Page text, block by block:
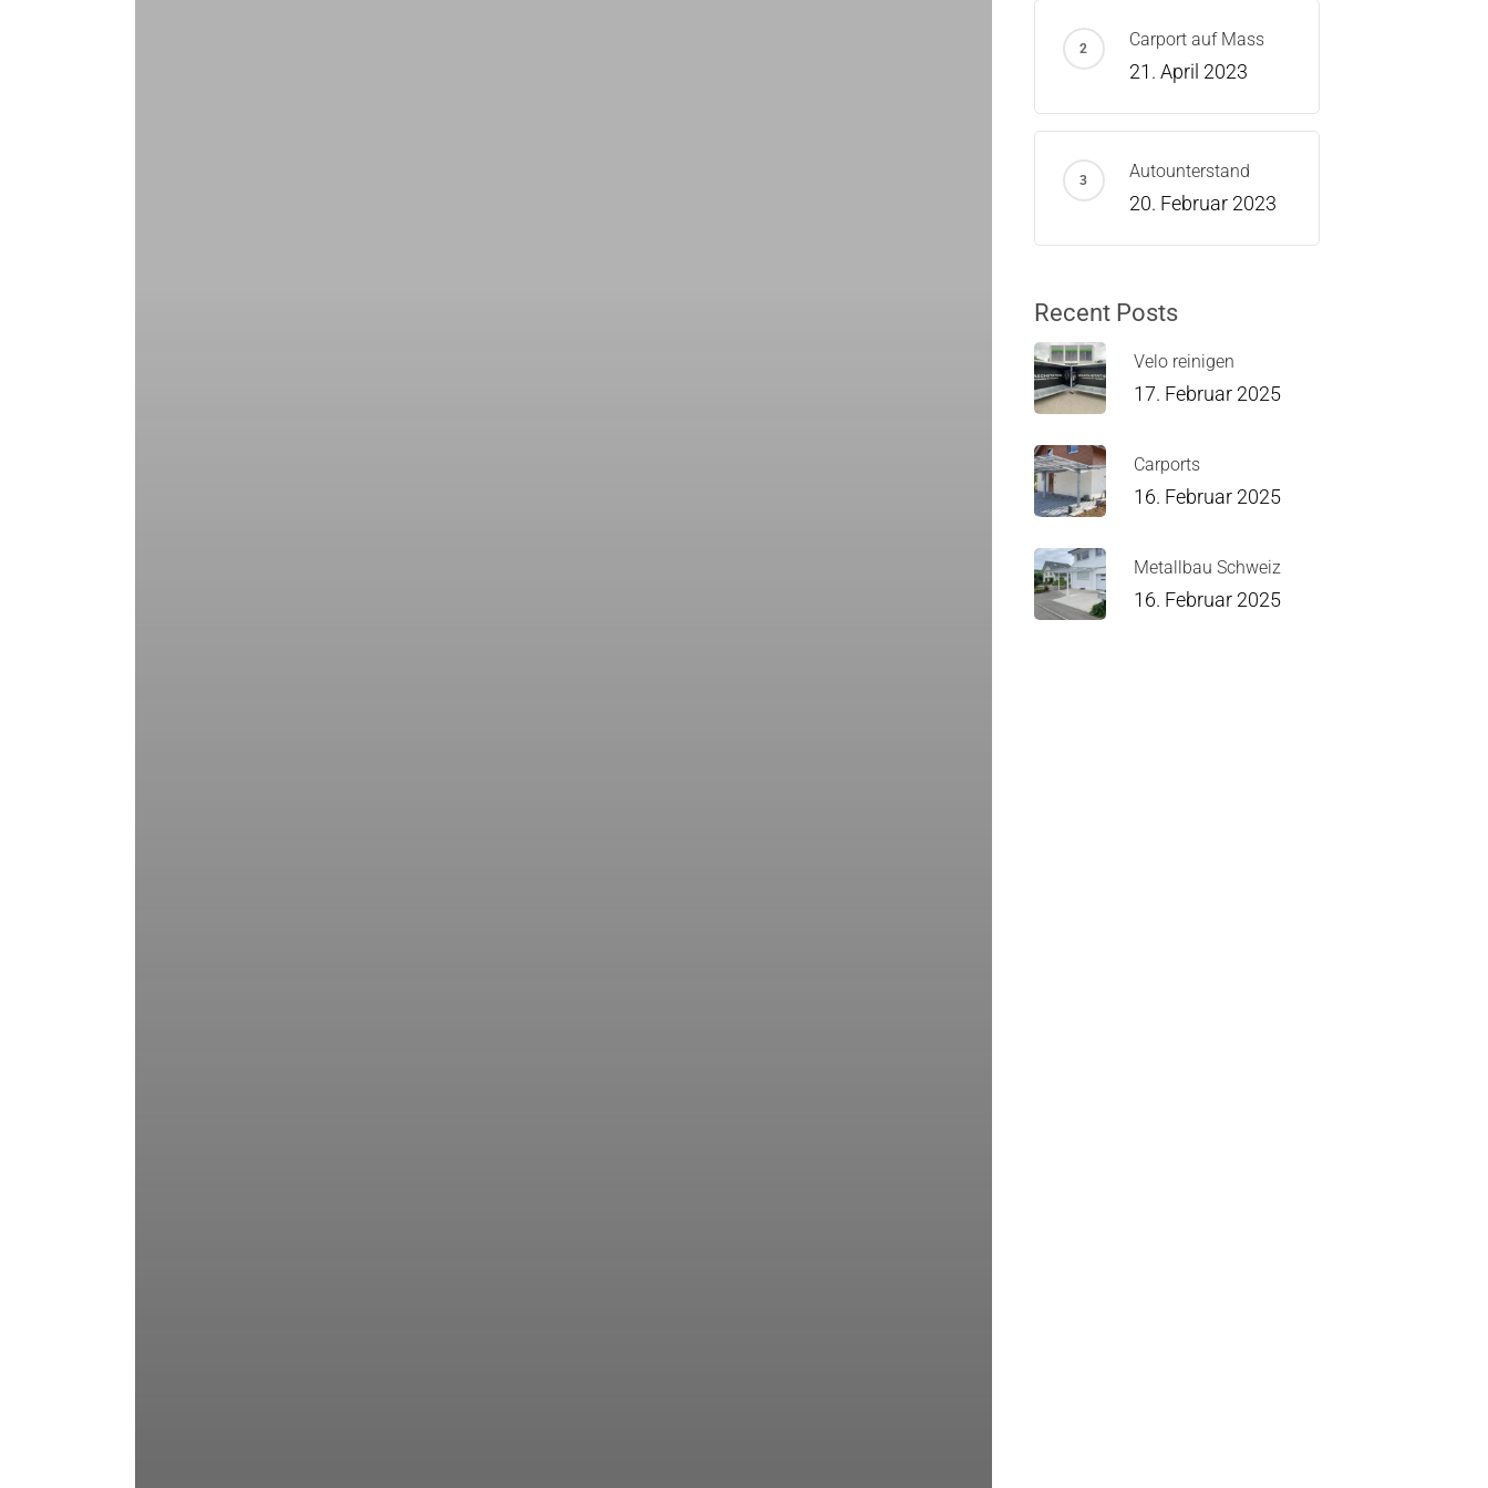
Carport auf Mass
21. April 2023
Autounterstand
20. Februar 2023
Recent Posts
Velo reinigen
17. Februar 2025
Carports
16. Februar 2025
Metallbau Schweiz
16. Februar 2025